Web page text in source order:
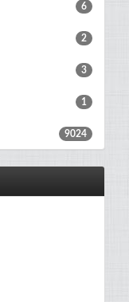
6
2
3
1
9024